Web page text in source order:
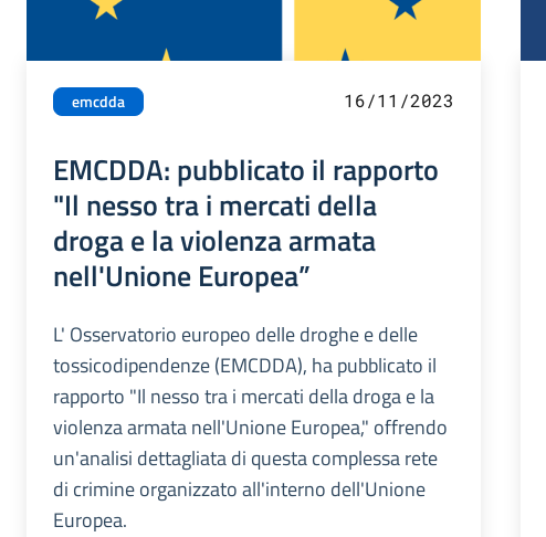
emcdda 16/11/2023
EMCDDA: pubblicato il rapporto
"Il nesso tra i mercati della
droga e la violenza armata
nell'Unione Europea”
L' Osservatorio europeo delle droghe e delle
tossicodipendenze (EMCDDA), ha pubblicato il
rapporto "Il nesso tra i mercati della droga e la
violenza armata nell'Unione Europea," offrendo
un'analisi dettagliata di questa complessa rete
di crimine organizzato all'interno dell'Unione
Europea.